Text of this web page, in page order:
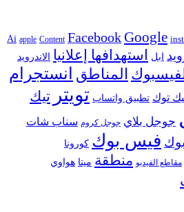
Ai apple Content FacebookGoogle
ابل استهدافها إعلانيا الاندرويد
المناطق انستجرام
توك تطبيق واتساب تويتر تيك
جوجل بلاي جوجل كروم سناب شات
فيس بوك كورونا
مقاطع الفيديو منطقة ميتا هواوي